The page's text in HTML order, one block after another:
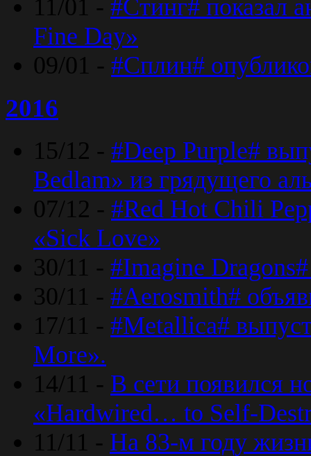
11/01 - #Стинг# показал
Fine Day»
09/01 - #Сплин#
2016
15/12 - #Deep Purple#
Bedlam» из грядущего
07/12 - #Red Hot Chili
«Sick Love»
30/11 - #Imagine
30/11 - #Aerosmith#
17/11 - #Metallica#
More».
14/11 - В сети появился
«Hardwired… to Self-
11/11 - На 83-м году